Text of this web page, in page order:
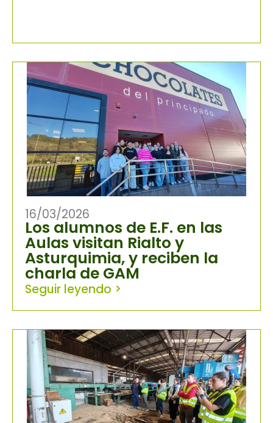
16/03/2026
Los alumnos de E.F. en las
Aulas visitan Rialto y
Asturquimia, y reciben la
charla de GAM
Seguir leyendo >